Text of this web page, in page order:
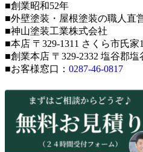
■創業昭和52年
■外壁塗装・屋根塗装の職人直
■神山塗装工業株式会社
■本店 〒329-1311 さくら市氏家
■創業本店 〒329-2332 塩谷郡塩
■お客様窓口： 0287-46-0817